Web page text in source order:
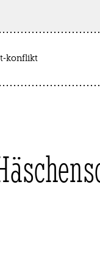
konflikt